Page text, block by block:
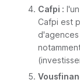
Cafpi :
Cafpi est